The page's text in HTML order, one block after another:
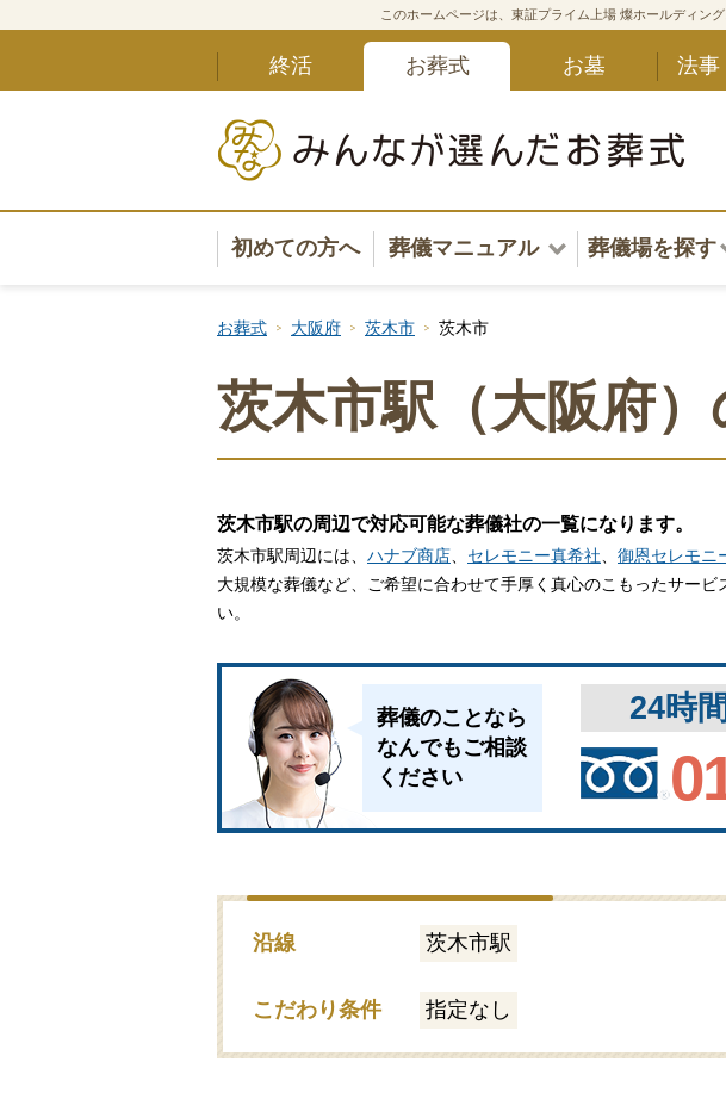
このホームページは、東証プライム上場 燦ホールディン
終活 お葬式 お墓 法事
初めての方へ 葬儀マニュアル
葬儀マニュアル一覧
葬儀安心サポート
葬儀の準備〜葬儀後まで
家族葬とは
葬儀場を探す
東北・甲信
関東
関西
九州・沖縄
お葬式 大阪府 茨木市 茨木市
茨木市駅（大阪府
茨木市駅の周辺で対応可能な葬儀社の一覧になります。
茨木市駅周辺には、 ハナブ商店 セレモニー真希社 御恩セレモニ
大規模な葬儀など、ご希望に合わせて手厚く真心のこもったサー
い。
葬儀のことなら
なんでもご相談
ください
24時
沿線 茨木市駅
こだわり条件 指定なし